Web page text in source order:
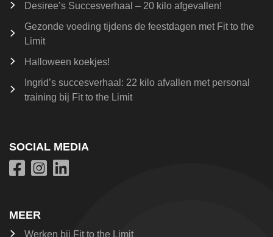
Desiree’s Succesverhaal – 20 kilo afgevallen!
Gezonde voeding tijdens de feestdagen met Fit to the
Limit
Halloween koekjes!
Ingrid’s succesverhaal: 22 kilo afvallen met personal
training bij Fit to the Limit
SOCIAL MEDIA
MEER
Werken bij Fit to the Limit